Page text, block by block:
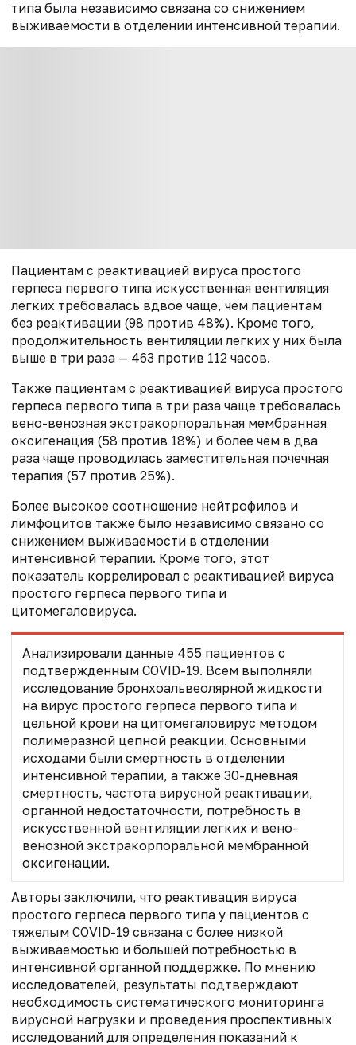
типа была независимо связана со снижением
выживаемости в отделении интенсивной терапии.
Пациентам с реактивацией вируса простого
герпеса первого типа искусственная вентиляция
легких требовалась вдвое чаще, чем пациентам
без реактивации (98 против 48%). Кроме того,
продолжительность вентиляции легких у них была
выше в три раза — 463 против 112 часов.
Также пациентам с реактивацией вируса простого
герпеса первого типа в три раза чаще требовалась
вено-венозная экстракорпоральная мембранная
оксигенация (58 против 18%) и более чем в два
раза чаще проводилась заместительная почечная
терапия (57 против 25%).
Более высокое соотношение нейтрофилов и
лимфоцитов также было независимо связано со
снижением выживаемости в отделении
интенсивной терапии. Кроме того, этот
показатель коррелировал с реактивацией вируса
простого герпеса первого типа и
цитомегаловируса.
Анализировали данные 455 пациентов с
подтвержденным COVID-19. Всем выполняли
исследование бронхоальвеолярной жидкости
на вирус простого герпеса первого типа и
цельной крови на цитомегаловирус методом
полимеразной цепной реакции. Основными
исходами были смертность в отделении
интенсивной терапии, а также 30-дневная
смертность, частота вирусной реактивации,
органной недостаточности, потребность в
искусственной вентиляции легких и вено-
венозной экстракорпоральной мембранной
оксигенации.
Авторы заключили, что реактивация вируса
простого герпеса первого типа у пациентов с
тяжелым COVID-19 связана с более низкой
выживаемостью и большей потребностью в
интенсивной органной поддержке. По мнению
исследователей, результаты подтверждают
необходимость систематического мониторинга
вирусной нагрузки и проведения проспективных
исследований для определения показаний к